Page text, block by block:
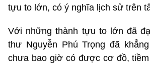
tựu to lớn, có ý nghĩa lịch sử trên
Với những thành tựu to lớn đã
thư Nguyễn Phú Trọng đã
chưa bao giờ có được cơ đồ,